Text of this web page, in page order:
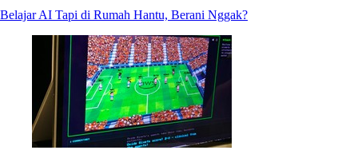
Belajar AI Tapi di Rumah Hantu, Berani Nggak?